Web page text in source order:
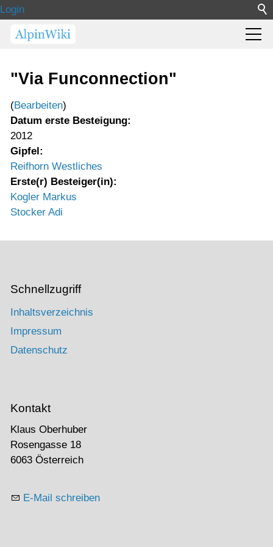
Login
"Via Funconnection"
(Bearbeiten)
Datum erste Besteigung:
2012
Gipfel:
Reifhorn Westliches
Erste(r) Besteiger(in):
Kogler Markus
Stocker Adi
Schnellzugriff
Inhaltsverzeichnis
Impressum
Datenschutz
Kontakt
Klaus Oberhuber
Rosengasse 18
6063 Österreich
E-Mail schreiben